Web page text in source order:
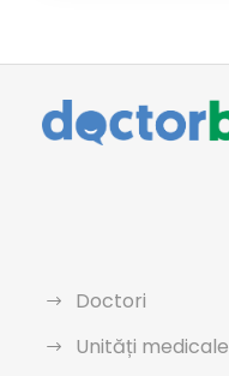
Doctori
Unități medicale